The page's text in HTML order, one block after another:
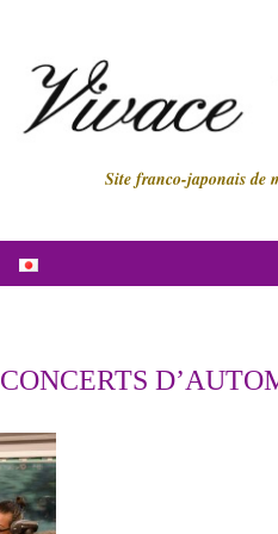
Site franco-japonais de
CONCERTS